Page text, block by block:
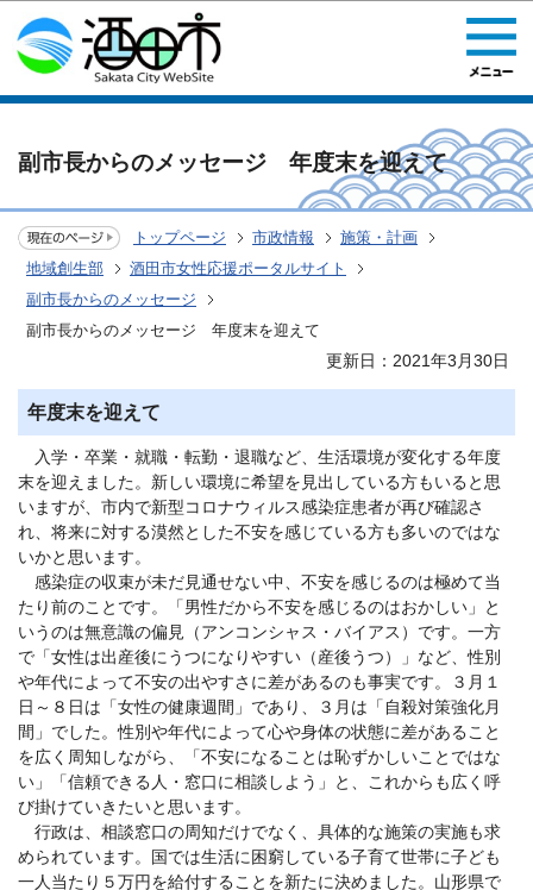
このページの本文へ移動
副市長からのメッセージ 年度末を迎えて
トップページ 市政情報
施策・計画
地域創生部
酒田市女性応援ポータルサイト
副市長からのメッセージ
副市長からのメッセージ 年度末を迎えて
更新日：2021年3月30日
年度末を迎えて
入学・卒業・就職・転勤・退職など、生活環境が変化する年度
末を迎えました。新しい環境に希望を見出している方もいると思
いますが、市内で新型コロナウィルス感染症患者が再び確認さ
れ、将来に対する漠然とした不安を感じている方も多いのではな
いかと思います。
感染症の収束が未だ見通せない中、不安を感じるのは極めて当
たり前のことです。「男性だから不安を感じるのはおかしい」と
いうのは無意識の偏見（アンコンシャス・バイアス）です。一方
で「女性は出産後にうつになりやすい（産後うつ）」など、性別
や年代によって不安の出やすさに差があるのも事実です。３月１
日～８日は「女性の健康週間」であり、３月は「自殺対策強化月
間」でした。性別や年代によって心や身体の状態に差があること
を広く周知しながら、「不安になることは恥ずかしいことではな
い」「信頼できる人・窓口に相談しよう」と、これからも広く呼
び掛けていきたいと思います。
行政は、相談窓口の周知だけでなく、具体的な施策の実施も求
められています。国では生活に困窮している子育て世帯に子ども
一人当たり５万円を給付することを新たに決めました。山形県で